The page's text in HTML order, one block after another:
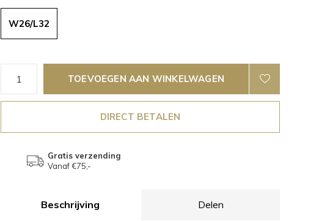
W26/L32
TOEVOEGEN AAN WINKELWAGEN
DIRECT BETALEN
Gratis verzending
Vanaf €75,-
Beschrijving Delen